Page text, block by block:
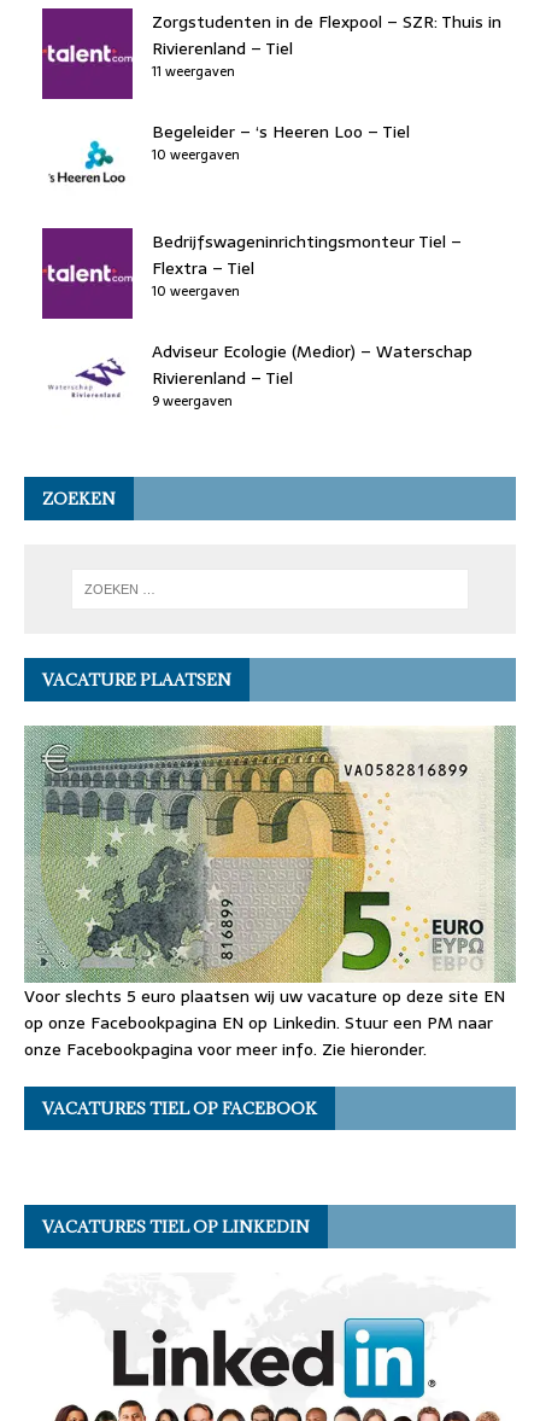
Zorgstudenten in de Flexpool – SZR: Thuis in
Rivierenland – Tiel
11 weergaven
Begeleider – ‘s Heeren Loo – Tiel
10 weergaven
Bedrijfswageninrichtingsmonteur Tiel –
Flextra – Tiel
10 weergaven
Adviseur Ecologie (Medior) – Waterschap
Rivierenland – Tiel
9 weergaven
ZOEKEN
VACATURE PLAATSEN
Voor slechts 5 euro plaatsen wij uw vacature op deze site EN
op onze Facebookpagina EN op Linkedin. Stuur een PM naar
onze Facebookpagina voor meer info. Zie hieronder.
VACATURES TIEL OP FACEBOOK
VACATURES TIEL OP LINKEDIN